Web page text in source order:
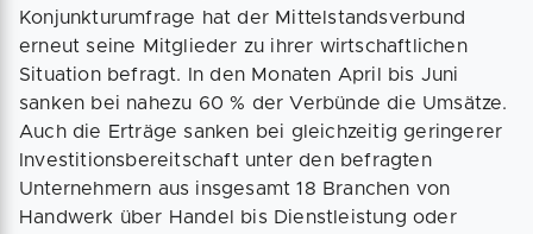
Konjunkturumfrage hat der Mittelstandsverbund
erneut seine Mitglieder zu ihrer wirtschaftlichen
Situation befragt. In den Monaten April bis Juni
sanken bei nahezu 60 % der Verbünde die Umsätze.
Auch die Erträge sanken bei gleichzeitig geringerer
Investitionsbereitschaft unter den befragten
Unternehmern aus insgesamt 18 Branchen von
Handwerk über Handel bis Dienstleistung oder